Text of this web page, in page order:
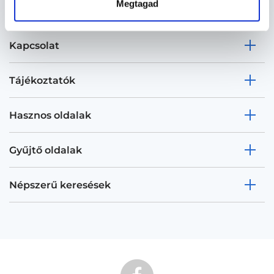
Megtagad
Kapcsolat
Tájékoztatók
Hasznos oldalak
Gyűjtő oldalak
Népszerű keresések